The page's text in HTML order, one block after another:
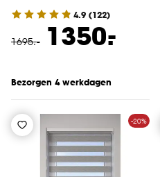
4.9 (122)
1695.- 1350.
-
Bezorgen 4 werkdagen
-20%